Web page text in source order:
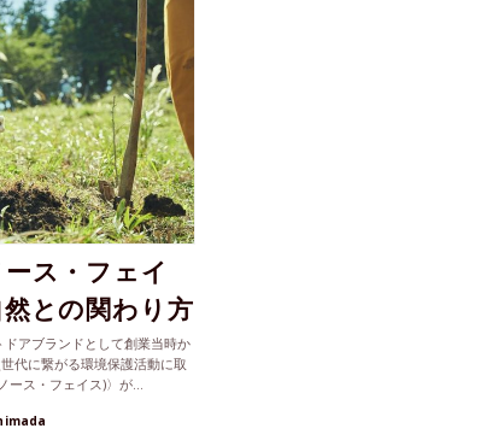
ス・フェイ
との関わり方
アブランドとして創業当時か
代に繋がる環境保護活動に取
ース・フェイス)〉が...